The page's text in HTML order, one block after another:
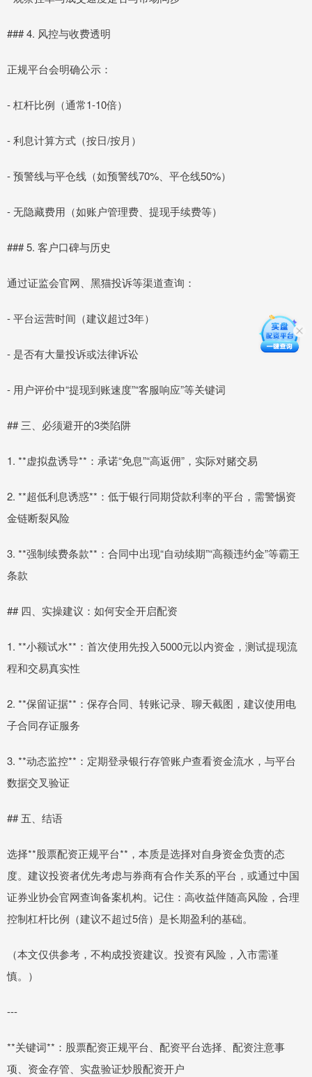
### 4. 风控与收费透明
正规平台会明确公示：
- 杠杆比例（通常1-10倍）
- 利息计算方式（按日/按月）
- 预警线与平仓线（如预警线70%、平仓线50%）
- 无隐藏费用（如账户管理费、提现手续费等）
### 5. 客户口碑与历史
通过证监会官网、黑猫投诉等渠道查询：
- 平台运营时间（建议超过3年）
- 是否有大量投诉或法律诉讼
- 用户评价中“提现到账速度”“客服响应”等关键词
## 三、必须避开的3类陷阱
1. **虚拟盘诱导**：承诺“免息”“高返佣”，实际对赌交易
2. **超低利息诱惑**：低于银行同期贷款利率的平台，需警惕资
金链断裂风险
3. **强制续费条款**：合同中出现“自动续期”“高额违约金”等霸王
条款
## 四、实操建议：如何安全开启配资
1. **小额试水**：首次使用先投入5000元以内资金，测试提现流
程和交易真实性
2. **保留证据**：保存合同、转账记录、聊天截图，建议使用电
子合同存证服务
3. **动态监控**：定期登录银行存管账户查看资金流水，与平台
数据交叉验证
## 五、结语
选择**股票配资正规平台**，本质是选择对自身资金负责的态
度。建议投资者优先考虑与券商有合作关系的平台，或通过中国
证券业协会官网查询备案机构。记住：高收益伴随高风险，合理
控制杠杆比例（建议不超过5倍）是长期盈利的基础。
（本文仅供参考，不构成投资建议。投资有风险，入市需谨
慎。）
---
**关键词**：股票配资正规平台、配资平台选择、配资注意事
项、资金存管、实盘验证炒股配资开户